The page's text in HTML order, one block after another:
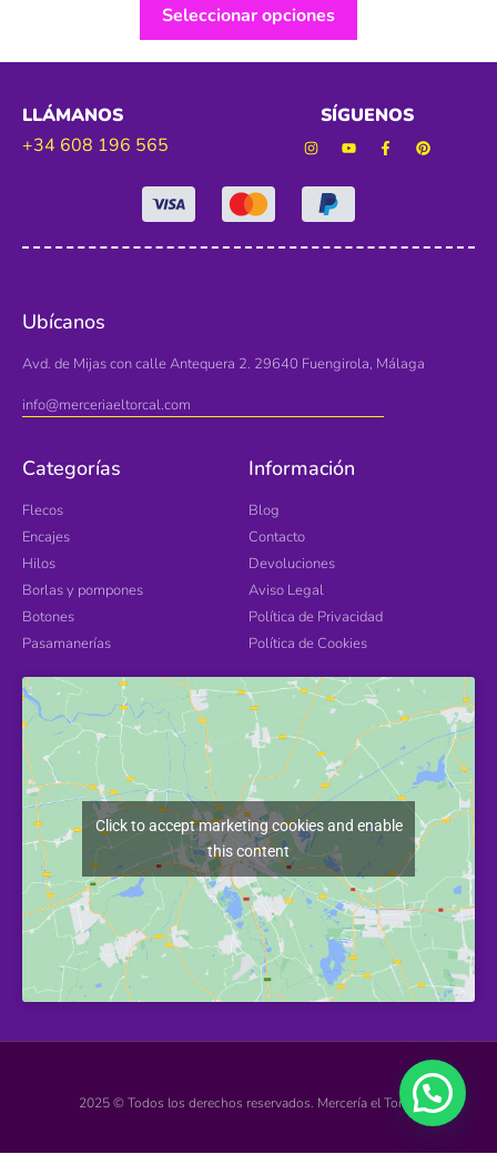
Seleccionar opciones
LLÁMANOS
+34 608 196 565
SÍGUENOS
Ubícanos
Avd. de Mijas con calle Antequera 2. 29640 Fuengirola, Málaga
info@merceriaeltorcal.com
Categorías
Flecos
Encajes
Hilos
Borlas y pompones
Botones
Pasamanerías
Información
Blog
Contacto
Devoluciones
Aviso Legal
Política de Privacidad
Política de Cookies
Click to accept marketing cookies and enable
this content
2025 © Todos los derechos reservados. Mercería el Torcal